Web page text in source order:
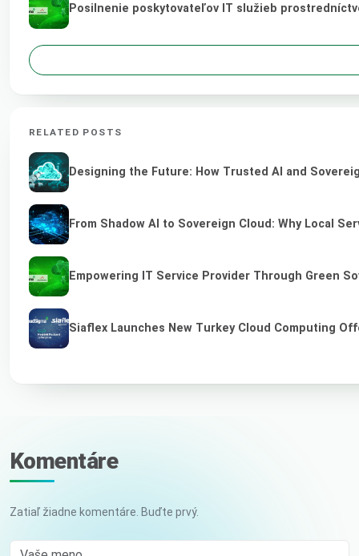
Posilnenie poskytovateľov IT služieb
RELATED POSTS
Designing the Future: How Trusted AI and
From Shadow AI to Sovereign Cloud: Why Local
Empowering IT Service Provider Through Green
Siaflex Launches New Turkey Cloud Computing
Komentáre
Zatiaľ žiadne komentáre. Buďte prvý.
Vaše meno